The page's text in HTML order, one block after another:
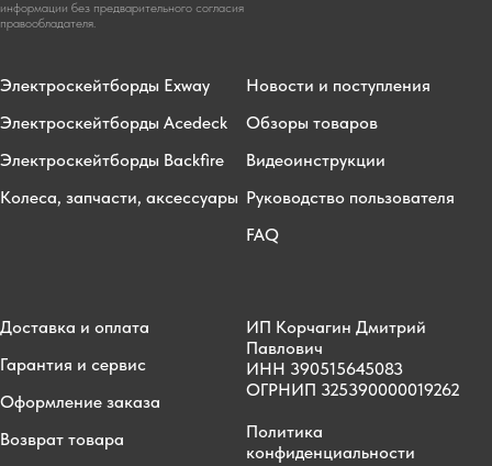
информации без предварительного согласия
правообладателя.
Электроскейтборды Exway
Электроскейтборды Acedeck
Электроскейтборды Backfire
Колеса, запчасти, аксессуары
Новости и поступления
Обзоры товаров
Видеоинструкции
Руководство пользователя
FAQ
Доставка и оплата
Гарантия и сервис
Оформление заказа
Возврат товара
ИП Корчагин Дмитрий
Павлович
ИНН 390515645083
ОГРНИП 325390000019262
Политика
конфиденциальности